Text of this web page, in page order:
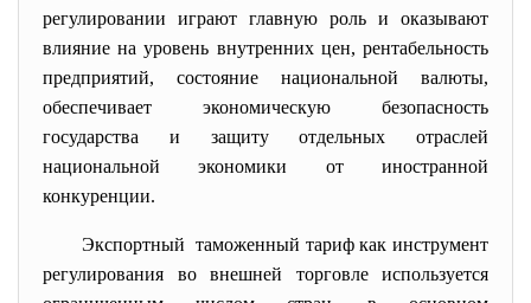
регулировании играют главную роль и оказывают
влияние на уровень внутренних цен, рентабельность
предприятий, состояние национальной валюты,
обеспечивает экономическую безопасность
государства и защиту отдельных отраслей
национальной экономики от иностранной
конкуренции.
Экспортный таможенный тариф как инструмент
регулирования во внешней торговле используется